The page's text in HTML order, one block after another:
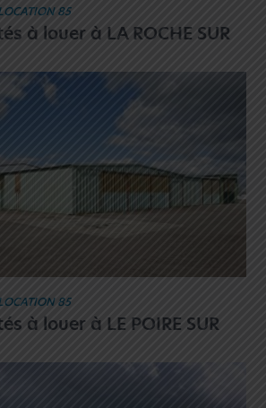
85
à louer à LA ROCHE SUR
85
à louer à LE POIRE SUR